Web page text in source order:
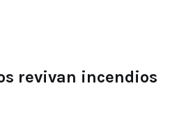
revivan incendios